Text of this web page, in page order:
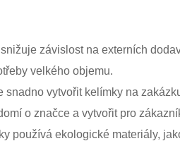
závislost na externích
velkého objemu.
vytvořit kelímky na
o značce a vytvořit pro
používá ekologické materiály,